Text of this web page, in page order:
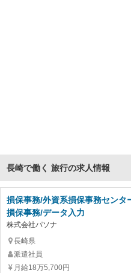
長崎で働く 旅行の求人情報
損保事務/外資系損保事務セン
損保事務/データ入力
株式会社パソナ
長崎県
派遣社員
月給18万5,700円